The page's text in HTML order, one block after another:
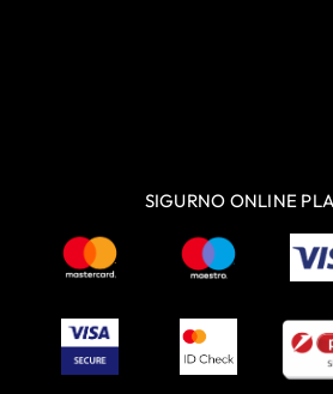
SIGURNO ONLINE